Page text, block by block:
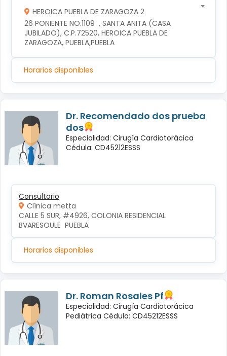
HEROICA PUEBLA DE ZARAGOZA 2
26 PONIENTE NO.1109  , SANTA ANITA (CASA
JUBILADO), C.P.72520, HEROICA PUEBLA DE
ZARAGOZA, PUEBLA,PUEBLA
Horarios disponibles
Dr. Recomendado dos prueba
dos
Especialidad: Cirugía Cardiotorácica
Cédula: CD45212ESSS
Consultorio
Clínica metta
CALLE 5 SUR, #4926, COLONIA RESIDENCIAL
BVARESOULE  PUEBLA
Horarios disponibles
Dr. Roman Rosales Pf
Especialidad: Cirugía Cardiotorácica
Pediátrica Cédula: CD45212ESSS